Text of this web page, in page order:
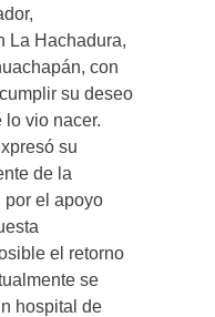
La Hachadura,
con
su deseo
lo vio nacer.
su
de la
por el apoyo
el retorno
se
hospital de